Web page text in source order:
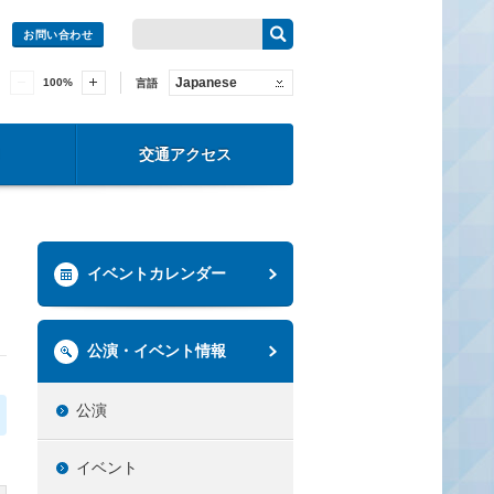
お問い合わせ
100% 言語 Japanese
交通アクセス
イベントカレンダー
公演・イベント情報
公演
イベント